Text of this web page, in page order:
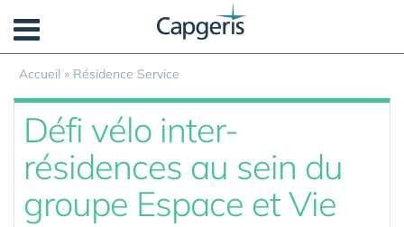
Accueil » Résidence Service
Défi vélo inter-
résidences au sein du
groupe Espace et Vie
Panneau de gestion des cookies